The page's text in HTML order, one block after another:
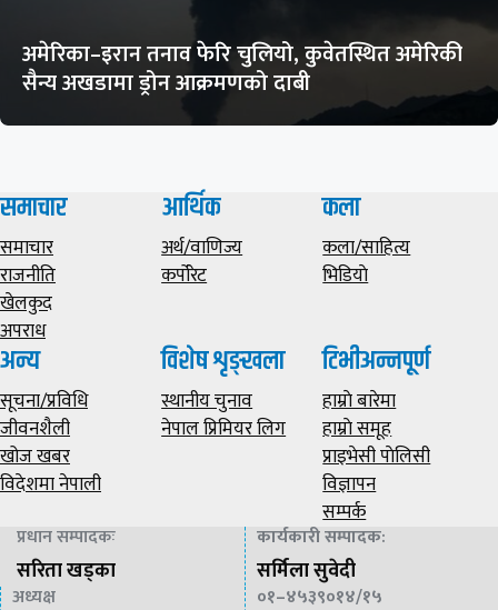
अमेरिका–इरान तनाव फेरि चुलियो, कुवेतस्थित अमेरिकी
सैन्य अखडामा ड्रोन आक्रमणको दाबी
समाचार
समाचार
राजनीति
खेलकुद
अपराध
आर्थिक
अर्थ/वाणिज्य
कर्पोरेट
कला
कला/साहित्य
भिडियाे
अन्य
सूचना/प्रविधि
जीवनशैली
खोज खबर
विदेशमा नेपाली
विशेष शृङ्खला
स्थानीय चुनाव
नेपाल प्रिमियर लिग
टिभीअन्नपूर्ण
हाम्राे बारेमा
हाम्राे समूह
प्राइभेसी पाेलिसी
विज्ञापन
सम्पर्क
प्रधान सम्पादकः
सरिता खड्का
कार्यकारी सम्पादक:
सर्मिला सुवेदी
अध्यक्ष ०१–४५३९०१४/१५